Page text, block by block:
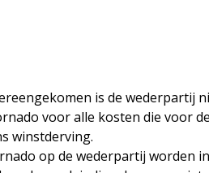
is de wederpartij
voor alle kosten die voor
winstderving.
op de wederpartij worden